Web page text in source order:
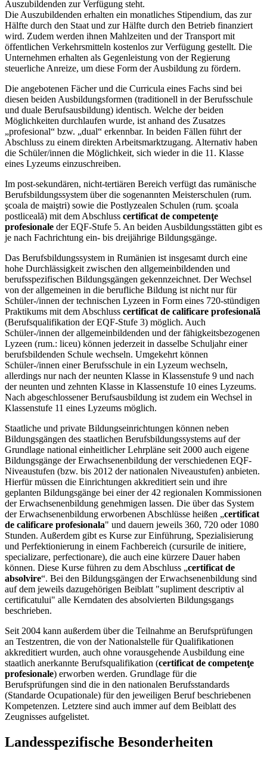
Auszubildenden zur Verfügung steht.
Die Auszubildenden erhalten ein monatliches Stipendium, das zur
Hälfte durch den Staat und zur Hälfte durch den Betrieb finanziert
wird. Zudem werden ihnen Mahlzeiten und der Transport mit
öffentlichen Verkehrsmitteln kostenlos zur Verfügung gestellt. Die
Unternehmen erhalten als Gegenleistung von der Regierung
steuerliche Anreize, um diese Form der Ausbildung zu fördern.
Die angebotenen Fächer und die Curricula eines Fachs sind bei
diesen beiden Ausbildungsformen (traditionell in der Berufsschule
und duale Berufsausbildung) identisch. Welche der beiden
Möglichkeiten durchlaufen wurde, ist anhand des Zusatzes
„profesional“ bzw. „dual“ erkennbar. In beiden Fällen führt der
Abschluss zu einem direkten Arbeitsmarktzugang. Alternativ haben
die Schüler/innen die Möglichkeit, sich wieder in die 11. Klasse
eines Lyzeums einzuschreiben.
Im post-sekundären, nicht-tertiären Bereich verfügt das rumänische
Berufsbildungssystem über die sogenannten Meisterschulen (rum.
şcoala de maiştri) sowie die Postlyzealen Schulen (rum. şcoala
postliceală) mit dem Abschluss certificat de competenţe
profesionale der EQF-Stufe 5. An beiden Ausbildungsstätten gibt es
je nach Fachrichtung ein- bis dreijährige Bildungsgänge.
Das Berufsbildungssystem in Rumänien ist insgesamt durch eine
hohe Durchlässigkeit zwischen den allgemeinbildenden und
berufsspezifischen Bildungsgängen gekennzeichnet. Der Wechsel
von der allgemeinen in die berufliche Bildung ist nicht nur für
Schüler-/innen der technischen Lyzeen in Form eines 720-stündigen
Praktikums mit dem Abschluss certificat de calificare profesională
(Berufsqualifikation der EQF-Stufe 3) möglich. Auch
Schüler-/innen der allgemeinbildenden und der fähigkeitsbezogenen
Lyzeen (rum.: liceu) können jederzeit in dasselbe Schuljahr einer
berufsbildenden Schule wechseln. Umgekehrt können
Schüler-/innen einer Berufsschule in ein Lyzeum wechseln,
allerdings nur nach der neunten Klasse in Klassenstufe 9 und nach
der neunten und zehnten Klasse in Klassenstufe 10 eines Lyzeums.
Nach abgeschlossener Berufsausbildung ist zudem ein Wechsel in
Klassenstufe 11 eines Lyzeums möglich.
Staatliche und private Bildungseinrichtungen können neben
Bildungsgängen des staatlichen Berufsbildungssystems auf der
Grundlage national einheitlicher Lehrpläne seit 2000 auch eigene
Bildungsgänge der Erwachsenenbildung der verschiedenen EQF-
Niveaustufen (bzw. bis 2012 der nationalen Niveaustufen) anbieten.
Hierfür müssen die Einrichtungen akkreditiert sein und ihre
geplanten Bildungsgänge bei einer der 42 regionalen Kommissionen
der Erwachsenenbildung genehmigen lassen. Die über das System
der Erwachsenenbildung erworbenen Abschlüsse heißen „certificat
de calificare profesionala" und dauern jeweils 360, 720 oder 1080
Stunden. Außerdem gibt es Kurse zur Einführung, Spezialisierung
und Perfektionierung in einem Fachbereich (cursurile de initiere,
specializare, perfectionare), die auch eine kürzere Dauer haben
können. Diese Kurse führen zu dem Abschluss „certificat de
absolvire“. Bei den Bildungsgängen der Erwachsenenbildung sind
auf dem jeweils dazugehörigen Beiblatt "supliment descriptiv al
certificatului" alle Kerndaten des absolvierten Bildungsgangs
beschrieben.
Seit 2004 kann außerdem über die Teilnahme an Berufsprüfungen
an Testzentren, die von der Nationalstelle für Qualifikationen
akkreditiert wurden, auch ohne vorausgehende Ausbildung eine
staatlich anerkannte Berufsqualifikation (certificat de competenţe
profesionale) erworben werden. Grundlage für die
Berufsprüfungen sind die in den nationalen Berufsstandards
(Standarde Ocupationale) für den jeweiligen Beruf beschriebenen
Kompetenzen. Letztere sind auch immer auf dem Beiblatt des
Zeugnisses aufgelistet.
Landesspezifische Besonderheiten